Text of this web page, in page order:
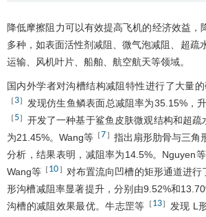
降低摩擦阻力可以有效提高飞机的经济效益
多种，如表面活性剂减阻、微气泡减阻、超
运输、风机叶片、船舶、航空航天等领域。
国内外学者对沟槽结构减阻特性进行了大量
［3］ 发现仿生鱼鳞表面总减阻率为35.15%，
［5］ 开发了一种基于鲨鱼皮肤微观结构和超
为21.45%。Wang等 ［7］ 指出扇形肋骨与三角
分析，结果表明，减阻率为14.5%。Nguyen等
Wang等 ［10］
对布置流向凹槽的矩形通道进
形沟槽减阻率显著提升，分别由9.52%和
沟槽的减阻效果最优。牛志罡等 ［13］
发现 L